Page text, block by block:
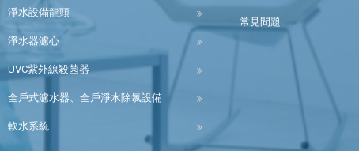
淨水設備龍頭
淨水器濾心
UVC紫外線殺菌器
全戶式濾水器、全戶淨水除氯設備
軟水系統
常見問題